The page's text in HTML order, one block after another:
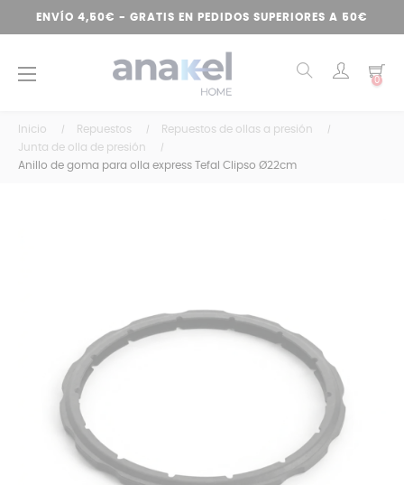
ENVÍO 4,50€ - GRATIS EN PEDIDOS SUPERIORES A 50€
Navegación
☰ 0
Inicio Repuestos
Repuestos de ollas a presión
Junta de olla de presión
Anillo de goma para olla express Tefal Clipso Ø22cm